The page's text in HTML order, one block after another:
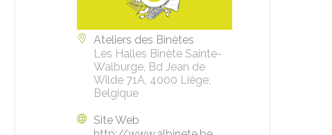
Ateliers des Binètes
Les Halles Binète Sainte-
Walburge, Bd Jean de
Wilde 71A, 4000 Liège,
Belgique
Site Web